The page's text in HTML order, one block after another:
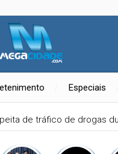
Especiais
de tráfico de drogas